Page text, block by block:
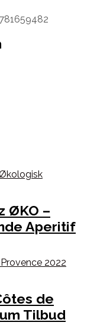
ØKO –
Aperitif
de
Tilbud